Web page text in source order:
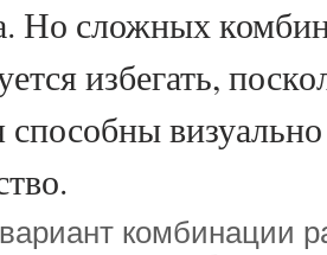
Но сложных
избегать,
способны
комбинации